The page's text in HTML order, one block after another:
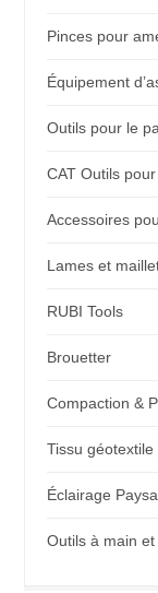
Pinces pour
Équipement
Outils pour le
CAT Outils
Accessoires
Lames et
RUBI Tools
Brouetter
Compaction &
Tissu
Éclairage
Outils à main et